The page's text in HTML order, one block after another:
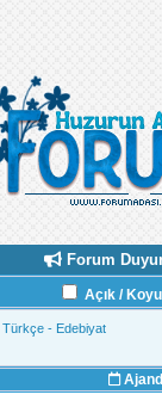
Forum
Açık /
Türkçe - Edebiyat